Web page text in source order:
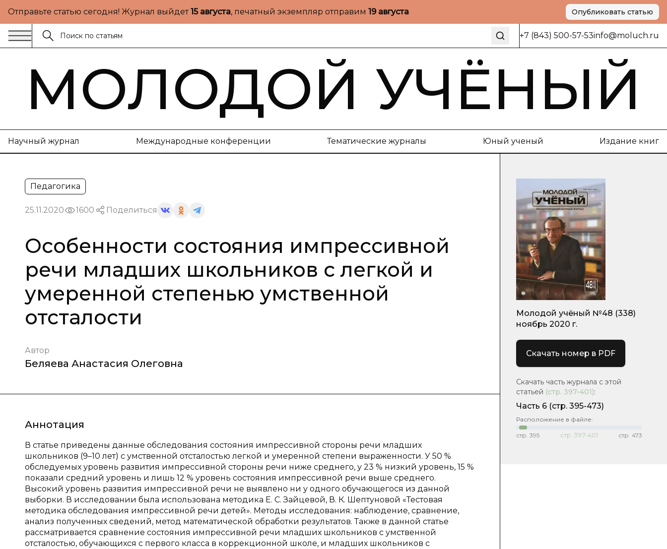
Отправьте статью сегодня! Журнал выйдет15 августа, печатный экземпляр отправим 19 августа Опубликовать статью
+7 (843) 500-57-53info@moluch.ru
МОЛОДОЙ УЧЁНЫЙ
Научный журнал Международные конференции Тематические журналы Юный ученый Издание книг
Педагогика
25.11.2020 1600 Поделиться
Особенности состояния импрессивной
речи младших школьников с легкой и
умеренной степенью умственной
отсталости
Автор
Беляева Анастасия Олеговна
Аннотация
В статье приведены данные обследования состояния импрессивной стороны речи младших
школьников (9–10 лет) с умственной отсталостью легкой и умеренной степени выраженности. У 50 %
обследуемых уровень развития импрессивной стороны речи ниже среднего, у 23 % низкий уровень, 15 %
показали средний уровень и лишь 12 % уровень состояния импрессивной речи выше среднего.
Высокий уровень развития импрессивной речи не выявлено ни у одного обучающегося из данной
выборки. В исследовании была использована методика Е. С. Зайцевой, В. К. Шептуновой «Тестовая
методика обследования импрессивной речи детей». Методы исследования: наблюдение, сравнение,
анализ полученных сведений, метод математической обработки результатов. Также в данной статье
рассматривается сравнение состояния импрессивной речи младших школьников с умственной
отсталостью, обучающихся с первого класса в коррекционной школе, и младших школьников с
Молодой учёный №48 (338)
ноябрь 2020 г.
Скачать номер в PDF
Скачать часть журнала с этой
статьей (стр. 397-401):
Часть 6 (стр. 395-473)
Расположение в файле:
стр. 395 стр. 397-401 стр. 473